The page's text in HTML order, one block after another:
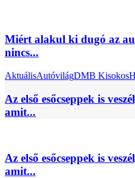
Miért alakul ki dugó az
nincs...
AktuálisAutóvilágDMB Kisokos
Az első esőcseppek is
amit...
Az első esőcseppek is
amit...